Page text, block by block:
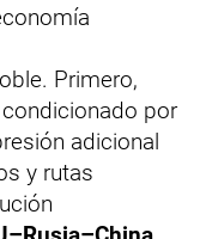
Primero,
por
adicional
y rutas